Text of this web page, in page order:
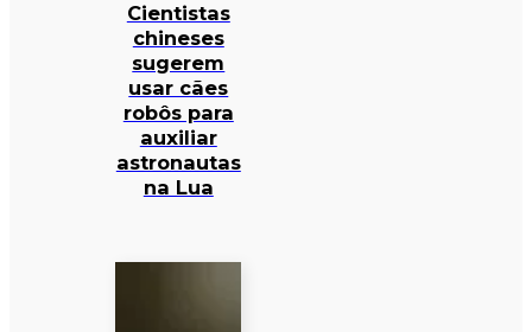
Cientistas
chineses
sugerem
usar cães
robôs para
auxiliar
astronautas
na Lua